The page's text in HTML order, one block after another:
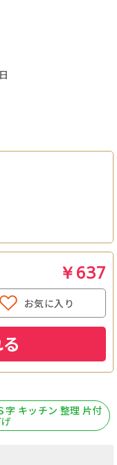
￥637
お気に入り
キッチン 整理 片付